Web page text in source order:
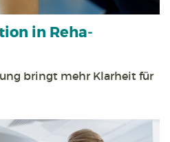
in Reha­
bringt mehr Klarheit für